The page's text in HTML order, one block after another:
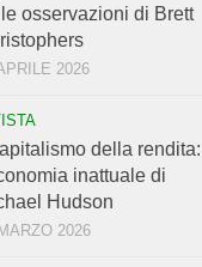
osservazioni di Brett
2026
della rendita:
inattuale di
Hudson
2026